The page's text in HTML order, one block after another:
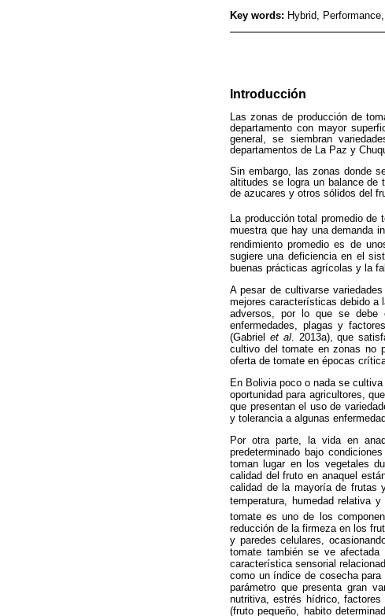
Key words: Hybrid,
Introducción
Las zonas de producción de
departamento con mayor
general, se siembran
departamentos de La Paz y
Sin embargo, las zonas donde
altitudes se logra un balance de
de azucares y otros sólidos del
La producción total promedio de
muestra que hay una demanda
rendimiento promedio es de
sugiere una deficiencia en el
buenas prácticas agrícolas y la
A pesar de cultivarse
mejores características debido a
adversos, por lo que se debe
enfermedades, plagas y
(Gabriel et al. 2013a), que
cultivo del tomate en zonas no
oferta de tomate en épocas
En Bolivia poco o nada se
oportunidad para agricultores,
que presentan el uso de
y tolerancia a algunas
Por otra parte, la vida en
predeterminado bajo
toman lugar en los vegetales
calidad del fruto en anaquel
calidad de la mayoría de frutas
temperatura, humedad relativa
tomate es uno de los
reducción de la firmeza en los
y paredes celulares,
tomate también se ve afectada
característica sensorial
como un índice de cosecha
parámetro que presenta gran
nutritiva, estrés hídrico,
(fruto pequeño, habito